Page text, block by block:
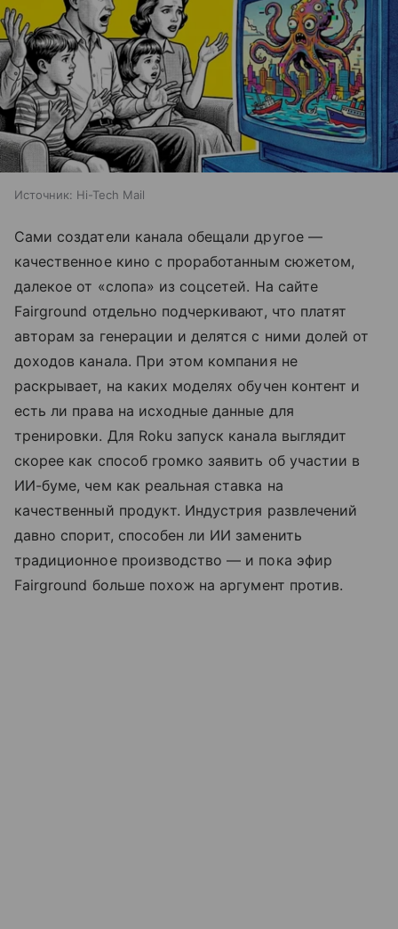
Источник: Hi-Tech Mail
Сами создатели канала обещали другое —
качественное кино с проработанным сюжетом,
далекое от «слопа» из соцсетей. На сайте
Fairground отдельно подчеркивают, что платят
авторам за генерации и делятся с ними долей от
доходов канала. При этом компания не
раскрывает, на каких моделях обучен контент и
есть ли права на исходные данные для
тренировки. Для Roku запуск канала выглядит
скорее как способ громко заявить об участии в
ИИ-буме, чем как реальная ставка на
качественный продукт. Индустрия развлечений
давно спорит, способен ли ИИ заменить
традиционное производство — и пока эфир
Fairground больше похож на аргумент против.